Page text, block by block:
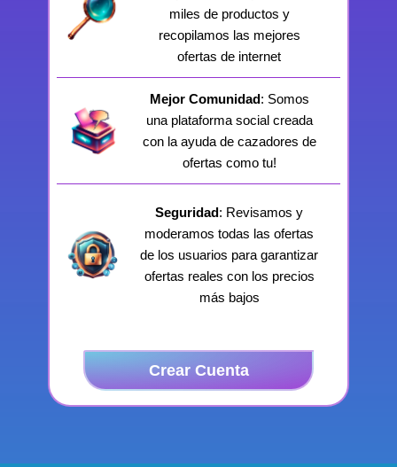
miles de productos y
recopilamos las mejores
ofertas de internet
Mejor Comunidad: Somos
una plataforma social creada
con la ayuda de cazadores de
ofertas como tu!
Seguridad: Revisamos y
moderamos todas las ofertas
de los usuarios para garantizar
ofertas reales con los precios
más bajos
Crear Cuenta